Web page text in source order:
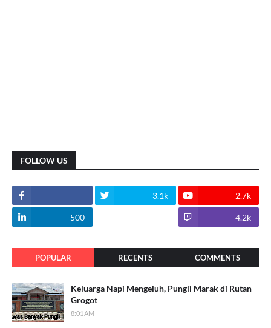
FOLLOW US
3.1k 2.7k
500 4.2k
POPULAR RECENTS COMMENTS
Keluarga Napi Mengeluh, Pungli Marak di Rutan
Grogot
8:01 AM